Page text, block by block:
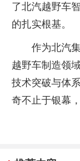
了北汽越野车
的扎实根基。
作为北汽
越野车制造领
技术突破与体
奇不止于银幕